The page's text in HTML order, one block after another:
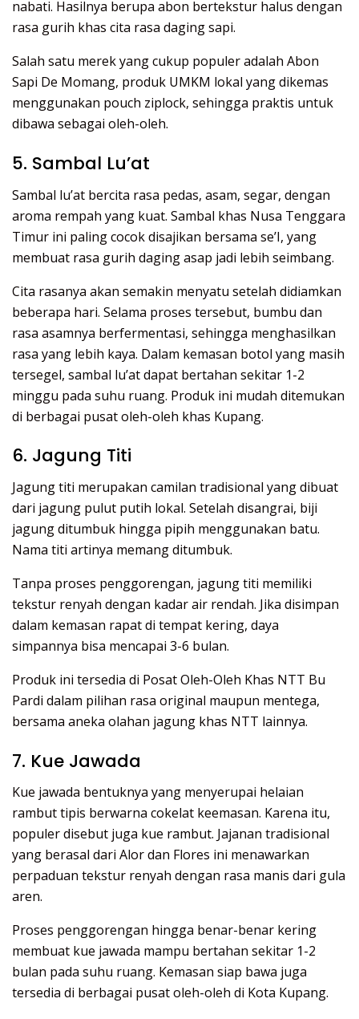
nabati. Hasilnya berupa abon bertekstur halus dengan
rasa gurih khas cita rasa daging sapi.
Salah satu merek yang cukup populer adalah Abon
Sapi De Momang, produk UMKM lokal yang dikemas
menggunakan pouch ziplock, sehingga praktis untuk
dibawa sebagai oleh-oleh.
5. Sambal Lu’at
Sambal lu’at bercita rasa pedas, asam, segar, dengan
aroma rempah yang kuat. Sambal khas Nusa Tenggara
Timur ini paling cocok disajikan bersama se’I, yang
membuat rasa gurih daging asap jadi lebih seimbang.
Cita rasanya akan semakin menyatu setelah didiamkan
beberapa hari. Selama proses tersebut, bumbu dan
rasa asamnya berfermentasi, sehingga menghasilkan
rasa yang lebih kaya. Dalam kemasan botol yang masih
tersegel, sambal lu’at dapat bertahan sekitar 1-2
minggu pada suhu ruang. Produk ini mudah ditemukan
di berbagai pusat oleh-oleh khas Kupang.
6. Jagung Titi
Jagung titi merupakan camilan tradisional yang dibuat
dari jagung pulut putih lokal. Setelah disangrai, biji
jagung ditumbuk hingga pipih menggunakan batu.
Nama titi artinya memang ditumbuk.
Tanpa proses penggorengan, jagung titi memiliki
tekstur renyah dengan kadar air rendah. Jika disimpan
dalam kemasan rapat di tempat kering, daya
simpannya bisa mencapai 3-6 bulan.
Produk ini tersedia di Posat Oleh-Oleh Khas NTT Bu
Pardi dalam pilihan rasa original maupun mentega,
bersama aneka olahan jagung khas NTT lainnya.
7. Kue Jawada
Kue jawada bentuknya yang menyerupai helaian
rambut tipis berwarna cokelat keemasan. Karena itu,
populer disebut juga kue rambut. Jajanan tradisional
yang berasal dari Alor dan Flores ini menawarkan
perpaduan tekstur renyah dengan rasa manis dari gula
aren.
Proses penggorengan hingga benar-benar kering
membuat kue jawada mampu bertahan sekitar 1-2
bulan pada suhu ruang. Kemasan siap bawa juga
tersedia di berbagai pusat oleh-oleh di Kota Kupang.